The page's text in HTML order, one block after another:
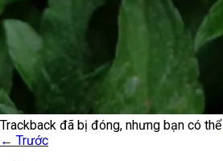
Trackback đã bị đóng, nhưng bạn có thể
← Trước